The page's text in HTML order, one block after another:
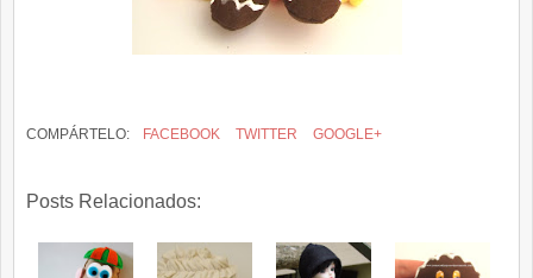
COMPÁRTELO: FACEBOOK TWITTER GOOGLE+
Posts Relacionados: